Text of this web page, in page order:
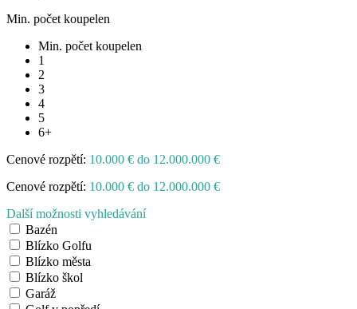
Min. počet koupelen
Min. počet koupelen
1
2
3
4
5
6+
Cenové rozpětí: 10.000 € do 12.000.000 €
Cenové rozpětí: 10.000 € do 12.000.000 €
Další možnosti vyhledávání
Bazén
Blízko Golfu
Blízko města
Blízko škol
Garáž